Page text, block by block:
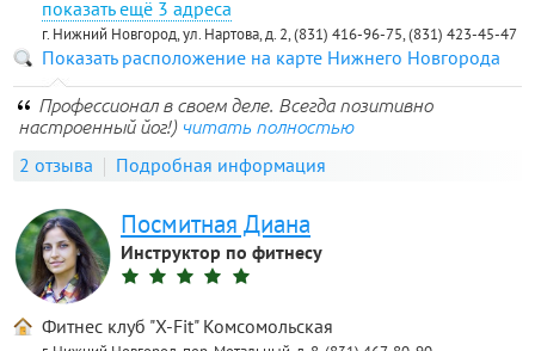
3 адреса
г. Нижний Новгород, ул. Нартова, д. 2, (831) 416-96-75, (831) 423-45-47
Показать расположение на карте Нижнего Новгорода
Профессионал в своем деле. Всегда позитивно
настроенный йог!) читать полностью
2 отзыва Подробная информация
Посмитная Диана
Инструктор по фитнесу
Фитнес клуб "X-Fit" Комсомольская